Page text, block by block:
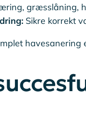
græsslåning,
Sikre korrekt